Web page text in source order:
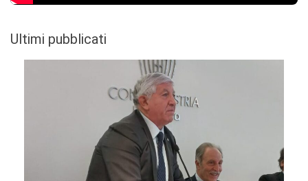
Ultimi pubblicati